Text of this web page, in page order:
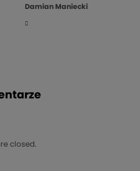
Damian Maniecki
closed.